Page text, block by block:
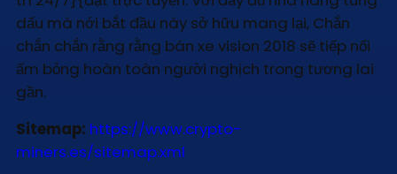
dấu mà nới bắt đầu này sở hữu mang lại, Chắn
chắn chắn rằng rằng bán xe vision 2018 sẽ tiếp nối
ấm bỏng hoàn toàn người nghịch trong tương lai
gần.
Sitemap: https://www.crypto-
miners.es/sitemap.xml